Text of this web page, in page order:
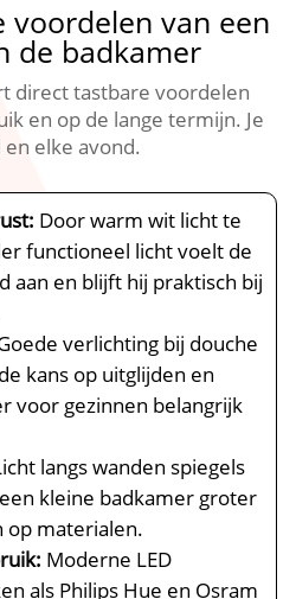
voordelen van een
de badkamer
direct tastbare voordelen
en op de lange termijn.​ Je
elke avond.​
Door warm wit licht te
functioneel licht voelt de
aan en blijft hij praktisch bij
verlichting bij douche
kans op uitglijden en
voor gezinnen belangrijk
langs wanden spiegels
kleine badkamer groter
op materialen.​
Moderne LED
als Philips Hue en Osram